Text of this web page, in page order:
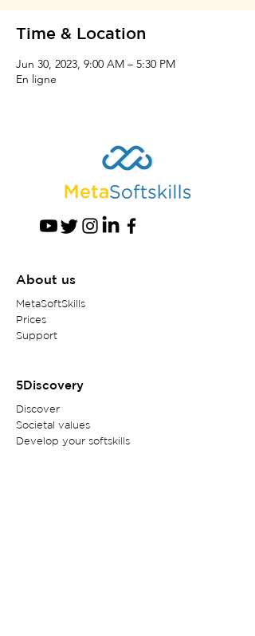
Time & Location
Jun 30, 2023, 9:00 AM – 5:30 PM
En ligne
About us
MetaSoftSkills
Prices
Support
5Discovery
Discover
Societal values
Develop your softskills